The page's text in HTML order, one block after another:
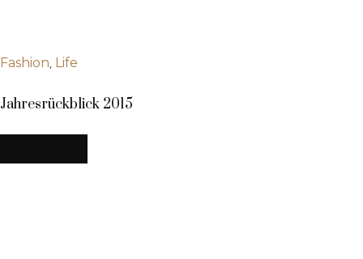
Fashion, Life
Jahresrückblick 2015